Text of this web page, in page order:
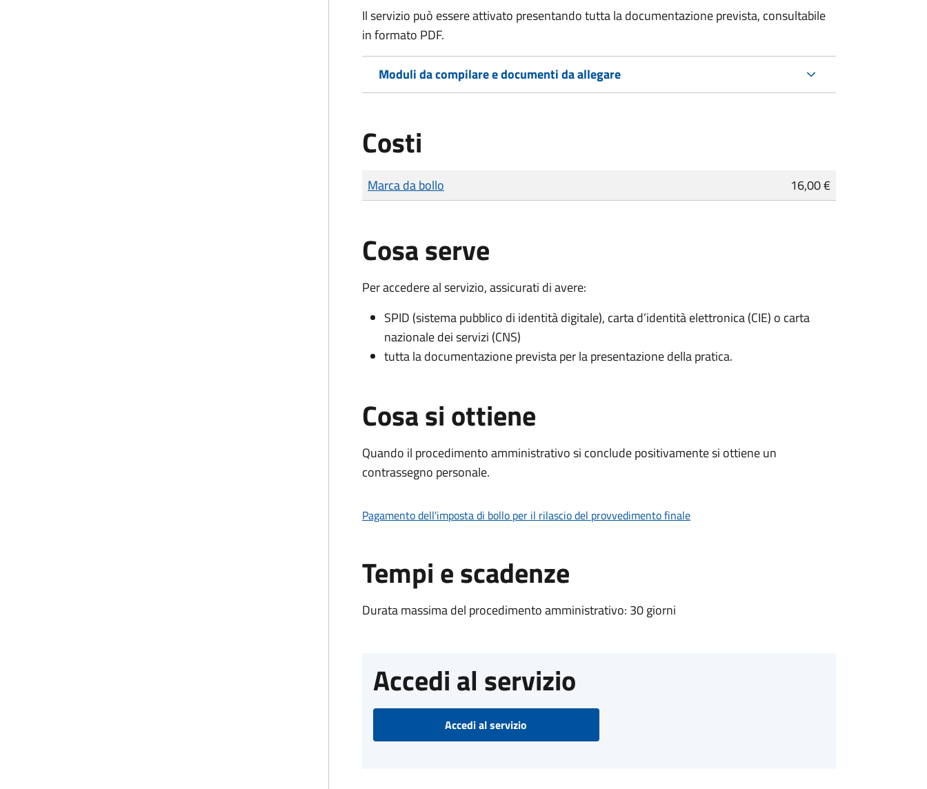
Il servizio può essere attivato presentando tutta la documentazione prevista, consultabile
in formato PDF.
Moduli da compilare e documenti da allegare
Costi
Tipo di pagamento
Importo
Marca da bollo 16,00 €
Cosa serve
Per accedere al servizio, assicurati di avere:
SPID (sistema pubblico di identità digitale), carta d’identità elettronica (CIE) o carta
nazionale dei servizi (CNS)
tutta la documentazione prevista per la presentazione della pratica.
Cosa si ottiene
Quando il procedimento amministrativo si conclude positivamente si ottiene un
contrassegno personale.
Pagamento dell'imposta di bollo per il rilascio del provvedimento finale
Tempi e scadenze
Durata massima del procedimento amministrativo: 30 giorni
Accedi al servizio
Accedi al servizio